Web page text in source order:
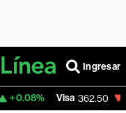
Ingresar
Visa 362.50 -2.15%